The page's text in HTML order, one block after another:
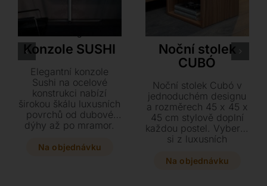
Konzole SUSHI
Elegantní konzole
Sushi na ocelové
konstrukci nabízí
širokou škálu luxusních
povrchů od dubové
dýhy až po mramor.
rozměrech 180 x 45 x
Na objednávku
Noční stolek
CUBÓ
Noční stolek Cubó v
jednoduchém designu
a rozměrech 45 x 45 x
45 cm stylově doplní
každou postel. Vyberte
si z luxusních
ořechu, dubu či jasanu
Na objednávku